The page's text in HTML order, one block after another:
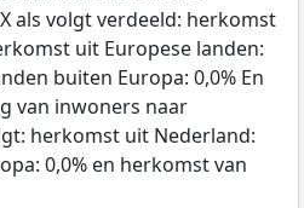
als volgt verdeeld: herkomst
uit Europese landen:
buiten Europa: 0,0% En
van inwoners naar
herkomst uit Nederland:
0,0% en herkomst van